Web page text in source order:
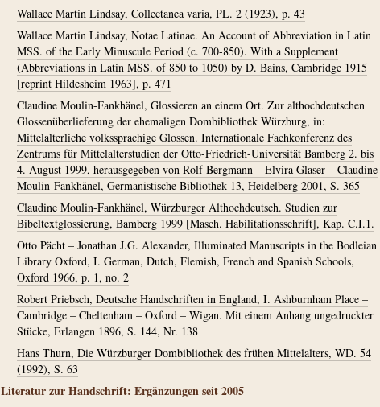
Wallace Martin Lindsay, Collectanea varia, PL. 2 (1923), p. 43
Wallace Martin Lindsay, Notae Latinae. An Account of Abbreviation in Latin
MSS. of the Early Minuscule Period (c. 700-850). With a Supplement
(Abbreviations in Latin MSS. of 850 to 1050) by D. Bains, Cambridge 1915
[reprint Hildesheim 1963], p. 471
Claudine Moulin-Fankhänel, Glossieren an einem Ort. Zur althochdeutschen
Glossenüberlieferung der ehemaligen Dombibliothek Würzburg, in:
Mittelalterliche volkssprachige Glossen. Internationale Fachkonferenz des
Zentrums für Mittelalterstudien der Otto-Friedrich-Universität Bamberg 2. bis
4. August 1999, herausgegeben von Rolf Bergmann – Elvira Glaser – Claudine
Moulin-Fankhänel, Germanistische Bibliothek 13, Heidelberg 2001, S. 365
Claudine Moulin-Fankhänel, Würzburger Althochdeutsch. Studien zur
Bibeltextglossierung, Bamberg 1999 [Masch. Habilitationsschrift], Kap. C.I.1.
Otto Pächt – Jonathan J.G. Alexander, Illuminated Manuscripts in the Bodleian
Library Oxford, I. German, Dutch, Flemish, French and Spanish Schools,
Oxford 1966, p. 1, no. 2
Robert Priebsch, Deutsche Handschriften in England, I. Ashburnham Place –
Cambridge – Cheltenham – Oxford – Wigan. Mit einem Anhang ungedruckter
Stücke, Erlangen 1896, S. 144, Nr. 138
Hans Thurn, Die Würzburger Dombibliothek des frühen Mittelalters, WD. 54
(1992), S. 63
Literatur zur Handschrift: Ergänzungen seit 2005